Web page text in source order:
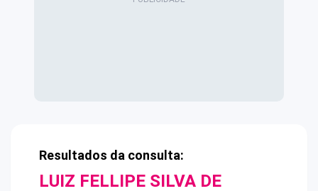
Resultados da consulta:
LUIZ FELLIPE SILVA DE